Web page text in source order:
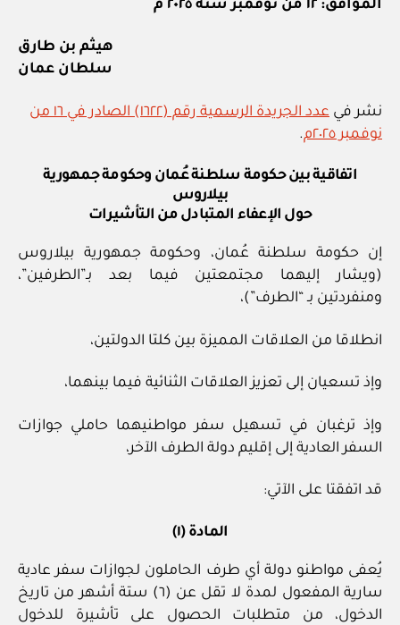
الموافق: ١٢ من نوفمبر سنة ٢٠٢٥ م
هيثم بن طارق
سلطان عمان
نشر في
عدد الجريدة الرسمية رقم (١٦٢٢) الصادر في ١٦ من
نوفمبر ٢٠٢٥م
.
اتفاقية بين حكومة سلطنة عُمان وحكومة جمهورية
بيلاروس
حول الإعفاء المتبادل من التأشيرات
إن حكومة سلطنة عُمان، وحكومة جمهورية بيلاروس
(ويشار إليهما مجتمعتين فيما بعد بـ”الطرفين”،
ومنفردتين بـ “الطرف”)،
انطلاقا من العلاقات المميزة بين كلتا الدولتين،
وإذ تسعيان إلى تعزيز العلاقات الثنائية فيما بينهما،
وإذ ترغبان في تسهيل سفر مواطنيهما حاملي جوازات
السفر العادية إلى إقليم دولة الطرف الآخر،
قد اتفقتا على الآتي:
المادة (١)
يُعفى مواطنو دولة أي طرف الحاملون لجوازات سفر عادية
سارية المفعول لمدة لا تقل عن (٦) ستة أشهر من تاريخ
الدخول، من متطلبات الحصول على تأشيرة للدخول